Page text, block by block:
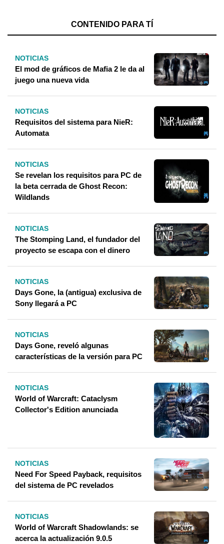
CONTENIDO PARA TÍ
NOTICIAS
El mod de gráficos de Mafia 2 le da al
juego una nueva vida
NOTICIAS
Requisitos del sistema para NieR:
Automata
NOTICIAS
Se revelan los requisitos para PC de
la beta cerrada de Ghost Recon:
Wildlands
NOTICIAS
The Stomping Land, el fundador del
proyecto se escapa con el dinero
NOTICIAS
Days Gone, la (antigua) exclusiva de
Sony llegará a PC
NOTICIAS
Days Gone, reveló algunas
características de la versión para PC
NOTICIAS
World of Warcraft: Cataclysm
Collector's Edition anunciada
NOTICIAS
Need For Speed ​​Payback, requisitos
del sistema de PC revelados
NOTICIAS
World of Warcraft Shadowlands: se
acerca la actualización 9.0.5